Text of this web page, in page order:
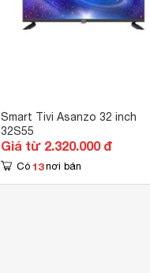
Smart Tivi Asanzo 32 inch
32S55
Giá từ 2.320.000 đ
Có 13 nơi bán